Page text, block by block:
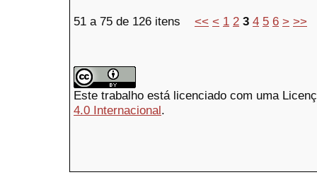
51 a 75 de 126 itens << < 1 2 3 4 5 6 > >>
Este trabalho está licenciado com uma
4.0 Internacional.